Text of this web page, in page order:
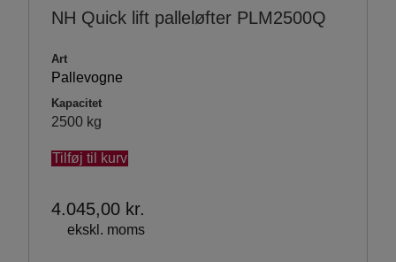
NH Quick lift palleløfter PLM2500Q
Art
Pallevogne
Kapacitet
2500 kg
Tilføj til kurv
4.045,00 kr.
ekskl. moms